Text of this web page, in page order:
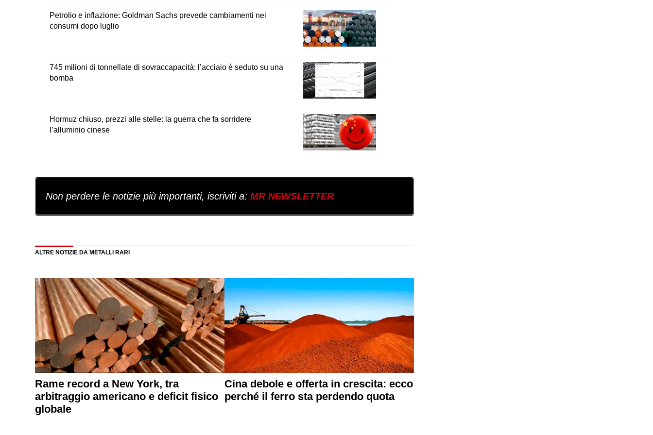
Petrolio e inflazione: Goldman Sachs prevede cambiamenti nei
consumi dopo luglio
745 milioni di tonnellate di sovraccapacità: l’acciaio è seduto su una
bomba
Hormuz chiuso, prezzi alle stelle: la guerra che fa sorridere
l’alluminio cinese
Non perdere le notizie più importanti, iscriviti a: MR NEWSLETTER
ALTRE NOTIZIE DA METALLI RARI
Rame record a New York, tra
arbitraggio americano e deficit fisico
globale
Cina debole e offerta in crescita: ecco
perché il ferro sta perdendo quota